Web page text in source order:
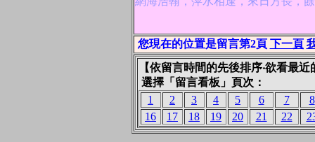
您現在的位置是留言第2頁 下一頁
【依留言時間的先後排序‧欲看最
選擇「留言看板」頁次：
1
2 3 4 5 6 7
8
16
17 18 19 20 21 22